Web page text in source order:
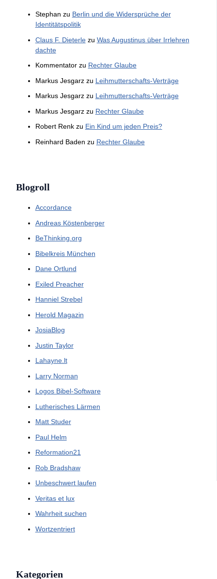
Stephan zu Berlin und die Widersprüche der
Identitätspolitik
Claus F. Dieterlezu Was Augustinus über Irrlehren
dachte
Kommentatorzu Rechter Glaube
Markus Jesgarzzu Leihmutterschafts-Verträge
Markus Jesgarzzu Leihmutterschafts-Verträge
Markus Jesgarzzu Rechter Glaube
Robert Renkzu Ein Kind um jeden Preis?
Reinhard Baden zu Rechter Glaube
Blogroll
Accordance
Andreas Köstenberger
BeThinking.org
Bibelkreis München
Dane Ortlund
Exiled Preacher
Hanniel Strebel
Herold Magazin
JosiaBlog
Justin Taylor
Lahayne.lt
Larry Norman
Logos Bibel-Software
Lutherisches Lärmen
Matt Studer
Paul Helm
Reformation21
Rob Bradshaw
Unbeschwert laufen
Veritas et lux
Wahrheit suchen
Wortzentriert
Kategorien